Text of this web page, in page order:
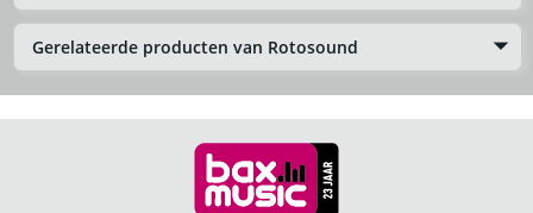
Gerelateerde producten van Rotosound